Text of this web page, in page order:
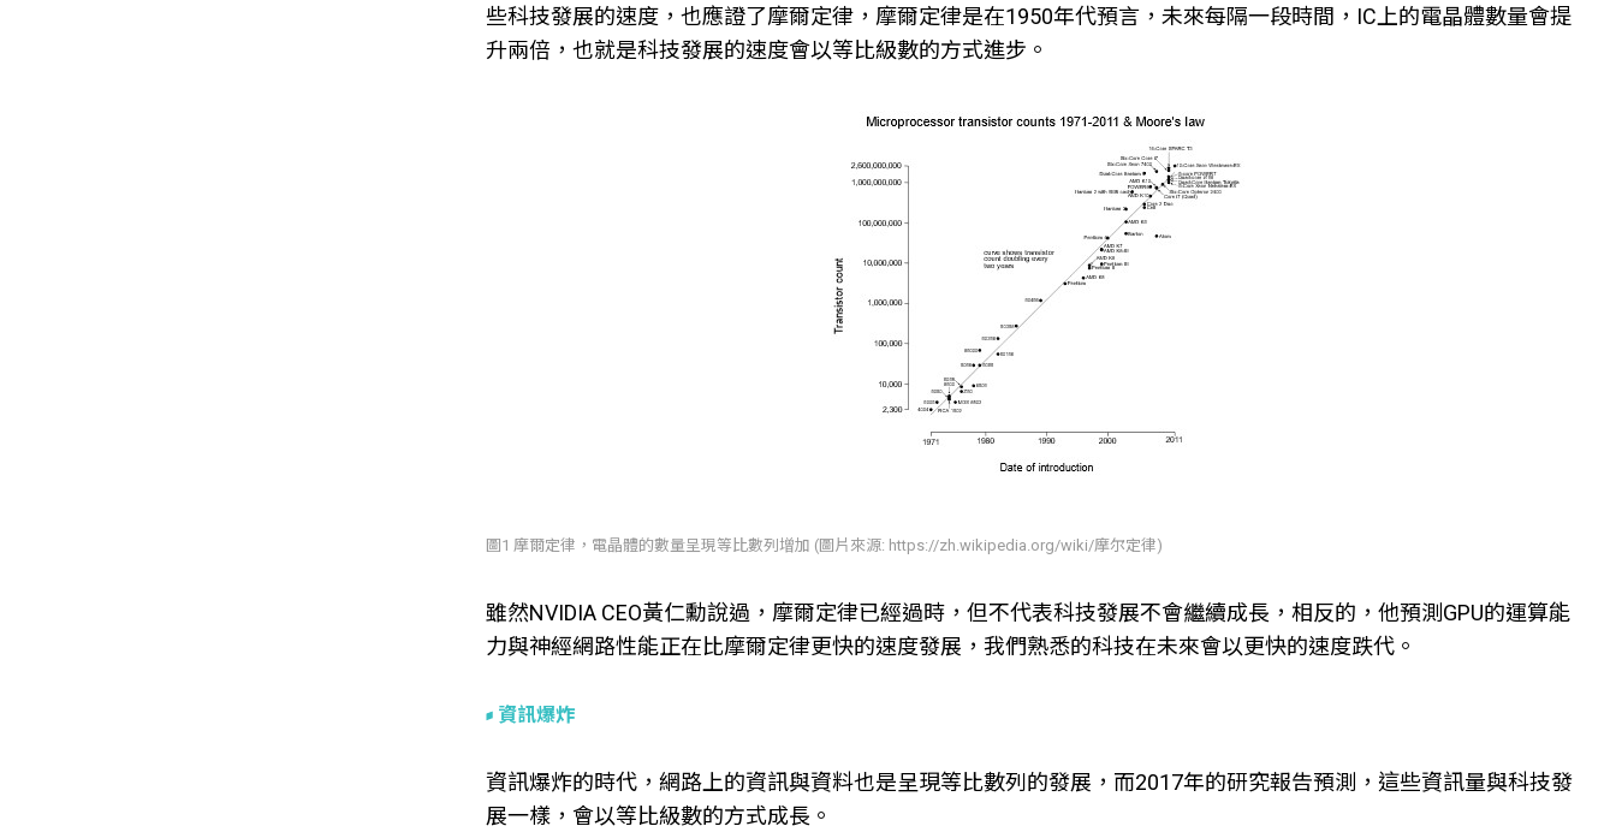
些科技發展的速度，也應證了摩爾定律，摩爾定律是在1950年代預言，未來每隔一段時間，IC上的電晶體數量會提
升兩倍，也就是科技發展的速度會以等比級數的方式進步。
圖1 摩爾定律，電晶體的數量呈現等比數列增加 (圖片來源: https://zh.wikipedia.org/wiki/摩尔定律)
雖然NVIDIA CEO黃仁勳說過，摩爾定律已經過時，但不代表科技發展不會繼續成長，相反的，他預測GPU的運算能
力與神經網路性能正在比摩爾定律更快的速度發展，我們熟悉的科技在未來會以更快的速度跌代。
資訊爆炸
資訊爆炸的時代，網路上的資訊與資料也是呈現等比數列的發展，而2017年的研究報告預測，這些資訊量與科技發
展一樣，會以等比級數的方式成長。